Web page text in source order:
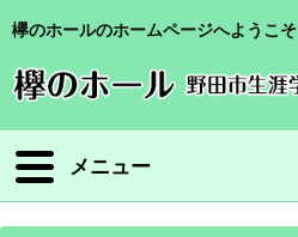
欅のホールのホームページへようこそ
メニュー